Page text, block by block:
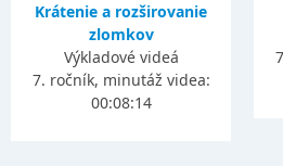
Krátenie a rozširovanie
zlomkov
Výkladové videá
7. ročník, minutáž videa:
00:08:14